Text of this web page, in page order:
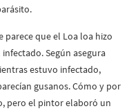
parece que el Loa loa hizo
Según asegura
estuvo infectado,
gusanos. Cómo y por
pero el pintor elaboró un